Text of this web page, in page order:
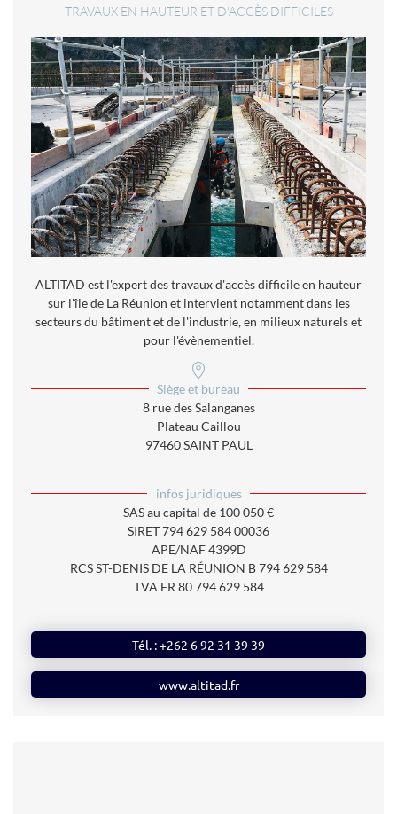
TRAVAUX EN HAUTEUR ET D'ACCÈS DIFFICILES
ALTITAD est l'expert des travaux d'accès difficile en hauteur
sur l'île de La Réunion et intervient notamment dans les
secteurs du bâtiment et de l'industrie, en milieux naturels et
pour l'évènementiel.
Siège et bureau
8 rue des Salanganes
Plateau Caillou
97460 SAINT PAUL
infos juridiques
SASau capital de 100 050€
SIRET794 629 584 00036
APE/NAF4399D
RCS ST-DENIS DE LA RÉUNION B 794 629 584
TVA FR 80 794 629 584
Tél. : ‭+262 6 92 31 39 39
www.altitad.fr